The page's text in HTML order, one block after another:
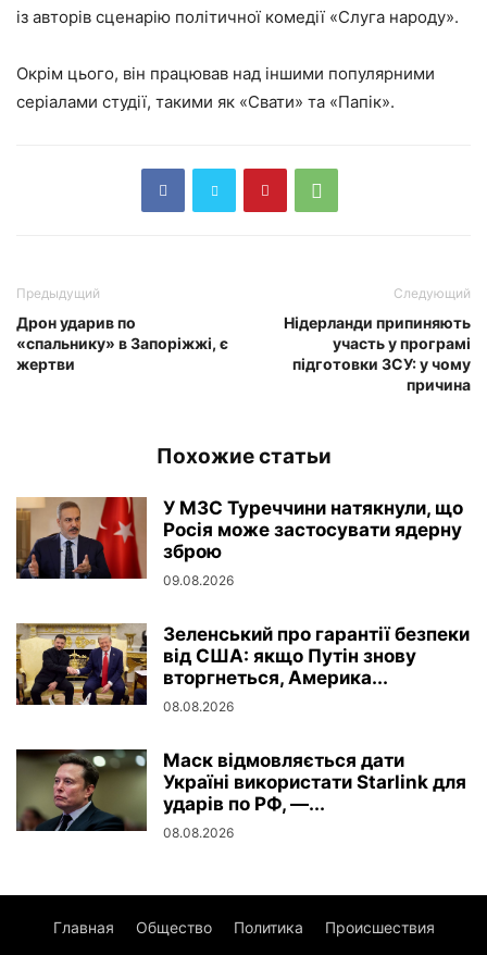
із авторів сценарію політичної комедії «Слуга народу».
Окрім цього, він працював над іншими популярними
серіалами студії, такими як «Свати» та «Папік».
Предыдущий
Дрон ударив по
«спальнику» в Запоріжжі, є
жертви
Следующий
Нідерланди припиняють
участь у програмі
підготовки ЗСУ: у чому
причина
Похожие статьи
У МЗС Туреччини натякнули, що
Росія може застосувати ядерну
зброю
09.08.2026
Зеленський про гарантії безпеки
від США: якщо Путін знову
вторгнеться, Америка...
08.08.2026
Маск відмовляється дати
Україні використати Starlink для
ударів по РФ, —...
08.08.2026
Главная Общество Политика Происшествия